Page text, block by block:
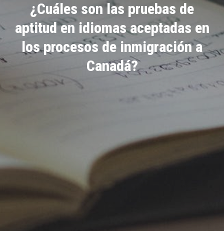
¿Cuáles son las pruebas de
aptitud en idiomas aceptadas en
los procesos de inmigración a
Canadá?